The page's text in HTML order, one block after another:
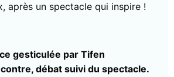
après un spectacle qui inspire !
gesticulée par Tifen
débat suivi du spectacle.